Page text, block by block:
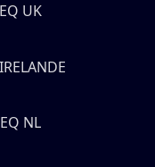
UK
NL